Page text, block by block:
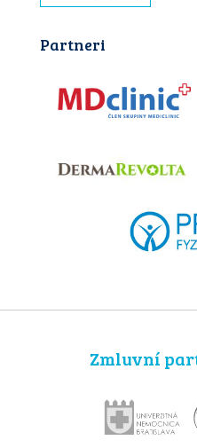
Partneri
Zmluvní